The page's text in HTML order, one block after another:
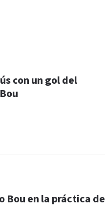
con un gol del
Bou en la práctica de